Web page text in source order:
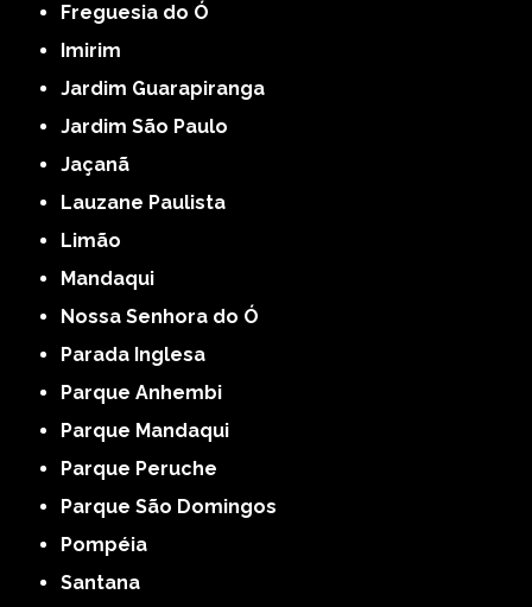
Freguesia do Ó
Imirim
Jardim Guarapiranga
Jardim São Paulo
Jaçanã
Lauzane Paulista
Limão
Mandaqui
Nossa Senhora do Ó
Parada Inglesa
Parque Anhembi
Parque Mandaqui
Parque Peruche
Parque São Domingos
Pompéia
Santana